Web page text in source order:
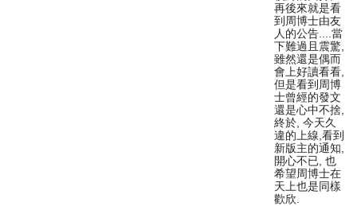
再後來就是看
到周博士由友
人的公告....當
下難過且震驚,
雖然還是偶而
會上好讀看看,
但是看到周博
士曾經的發文
還是心中不捨,
終於, 今天久
違的上線,看到
新版主的通知,
開心不已, 也
希望周博士在
天上也是同樣
歡欣.